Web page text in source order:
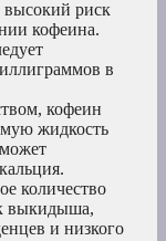
высокий риск
кофеина.
в
кофеин
жидкость
количество
выкидыша,
и низкого